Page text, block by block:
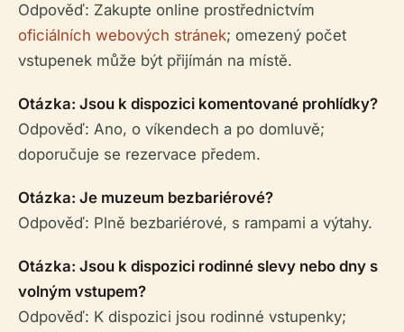
Odpověď: Zakupte online prostřednictvím
oficiálních webových stránek; omezený počet
vstupenek může být přijímán na místě.
Otázka: Jsou k dispozici komentované prohlídky?
Odpověď: Ano, o víkendech a po domluvě;
doporučuje se rezervace předem.
Otázka: Je muzeum bezbariérové?
Odpověď: Plně bezbariérové, s rampami a výtahy.
Otázka: Jsou k dispozici rodinné slevy nebo dny s
volným vstupem?
Odpověď: K dispozici jsou rodinné vstupenky;